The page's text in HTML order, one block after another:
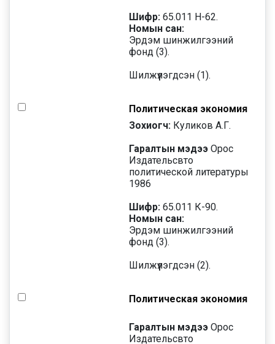
Шифр: 65.011 Н-62.
Номын сан:
Эрдэм шинжилгээний
фонд (3).
Шилжүүлэгдсэн (1).
Политическая экономия
Зохиогч: Куликов А.Г.
Гаралтын мэдээ Орос
Издательсвто
политической литературы
1986
Шифр: 65.011 К-90.
Номын сан:
Эрдэм шинжилгээний
фонд (3).
Шилжүүлэгдсэн (2).
Политическая экономия
Гаралтын мэдээ Орос
Издательсвто